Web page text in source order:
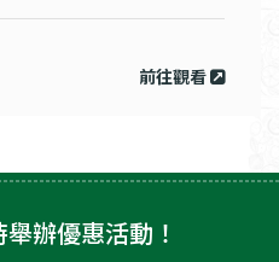
前往觀看
辦優惠活動！